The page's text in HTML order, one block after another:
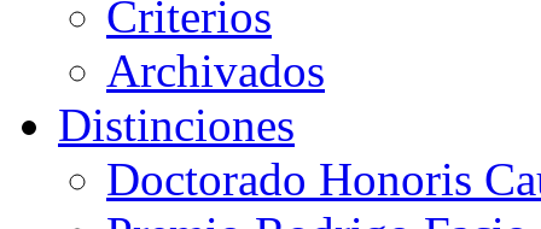
Criterios
Archivados
Distinciones
Doctorado Honoris